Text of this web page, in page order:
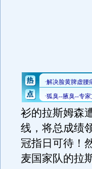
衫的拉斯姆森
线，将总成绩
冠指日可待！
麦国家队的拉